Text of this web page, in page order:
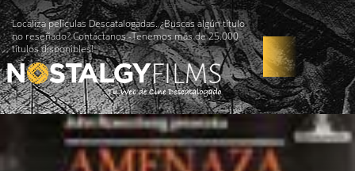
Localiza películas Descatalogadas. ¿Buscas algún título
no reseñado? Contáctanos -Tenemos más de 25.000
títulos disponibles!